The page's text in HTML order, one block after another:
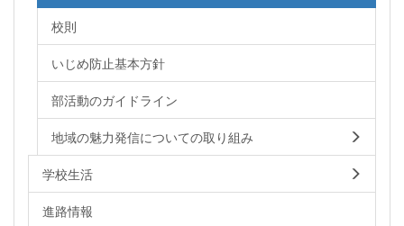
校則
いじめ防止基本方針
部活動のガイドライン
地域の魅力発信についての取り組み
学校生活
進路情報